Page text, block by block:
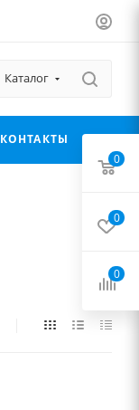
Каталог
КОНТАКТЫ
0
0
0